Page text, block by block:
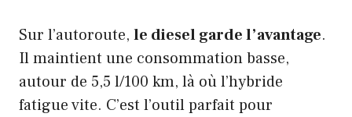
Sur l’autoroute, le diesel garde l’avantage.
Il maintient une consommation basse,
autour de 5,5 l/100 km, là où l’hybride
fatigue vite. C’est l’outil parfait pour